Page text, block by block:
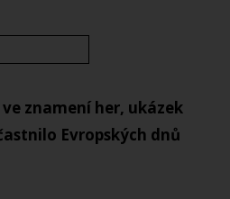
znamení her, ukázek
Evropských dnů